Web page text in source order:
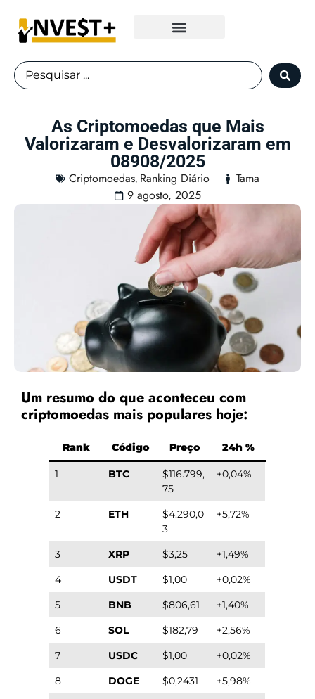
As Criptomoedas que Mais
Valorizaram e Desvalorizaram em
08908/2025
Criptomoedas, Ranking Diário
Tama
9 agosto, 2025
Um resumo do que aconteceu com
criptomoedas mais populares hoje:
Rank Código Preço 24h %
1 BTC
$116.799,
75
+0,04%
2 ETH
$4.290,0
3
+5,72%
3 XRP $3,25
+1,49%
4
USDT $1,00
+0,02%
5
BNB $806,61
+1,40%
6
SOL $182,79
+2,56%
7
USDC $1,00
+0,02%
8
DOGE $0,2431
+5,98%